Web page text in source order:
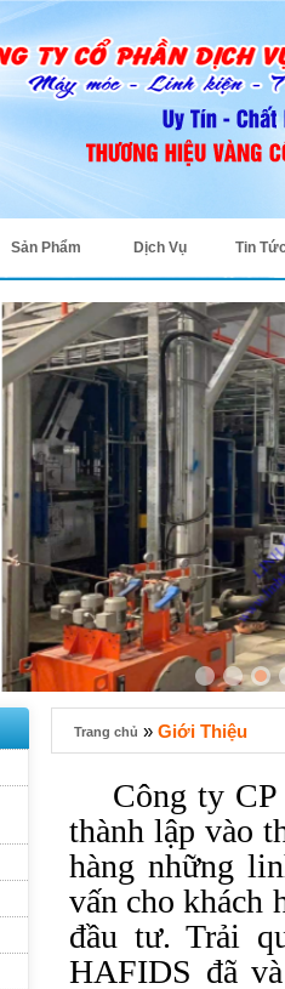
Sản Phẩm Dịch Vụ Tin
Trang chủ » Giới Thiệu
Công ty
thành lập vào
hàng những
vấn cho khách
đầu tư. Trải
HAFIDS đã